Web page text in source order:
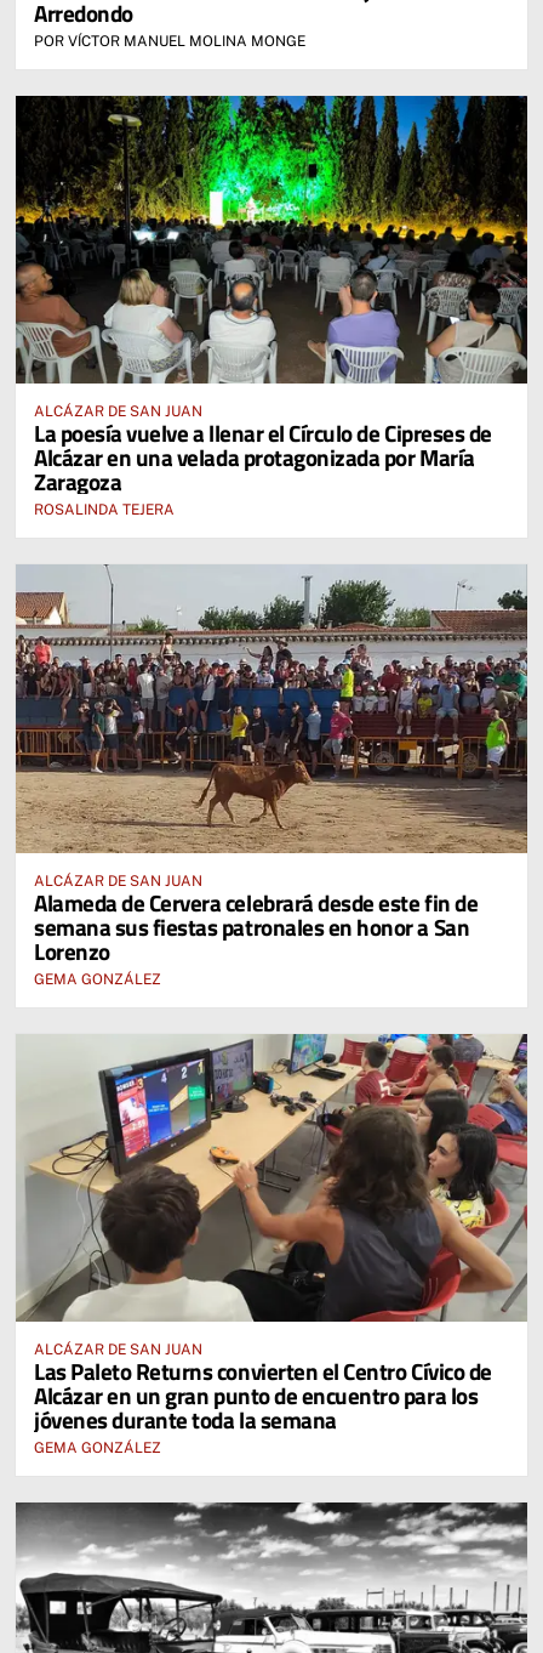
Arredondo
POR VÍCTOR MANUEL MOLINA MONGE
ALCÁZAR DE SAN JUAN
La poesía vuelve a llenar el Círculo de Cipreses de
Alcázar en una velada protagonizada por María
Zaragoza
ROSALINDA TEJERA
ALCÁZAR DE SAN JUAN
Alameda de Cervera celebrará desde este fin de
semana sus fiestas patronales en honor a San
Lorenzo
GEMA GONZÁLEZ
ALCÁZAR DE SAN JUAN
Las Paleto Returns convierten el Centro Cívico de
Alcázar en un gran punto de encuentro para los
jóvenes durante toda la semana
GEMA GONZÁLEZ